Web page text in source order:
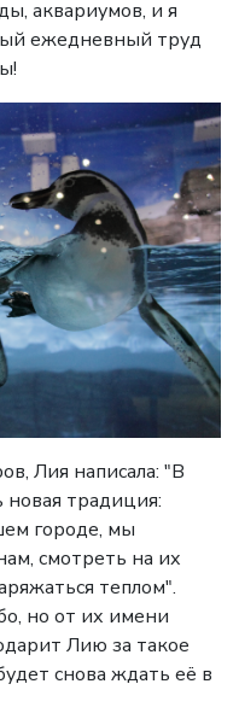
аквариумов, и я
ежедневный труд
Лия написала: "В
новая традиция:
городе, мы
смотреть на их
теплом".
но от их имени
Лию за такое
снова ждать её в